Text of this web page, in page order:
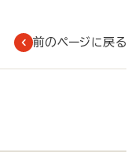
前のページに戻る